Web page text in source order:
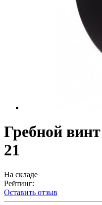
Гребной
21
На складе
Рейтинг:
Оставить отзыв